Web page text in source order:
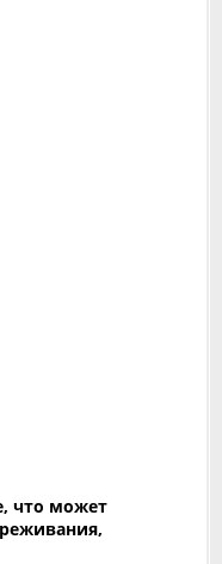
что может